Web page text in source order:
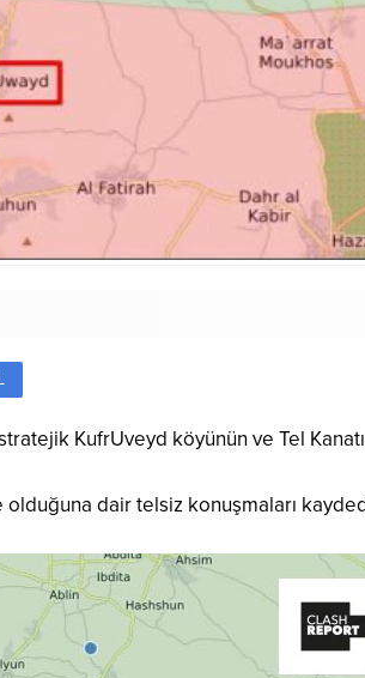
KufrUveyd köyünün ve Tel
dair telsiz konuşmaları